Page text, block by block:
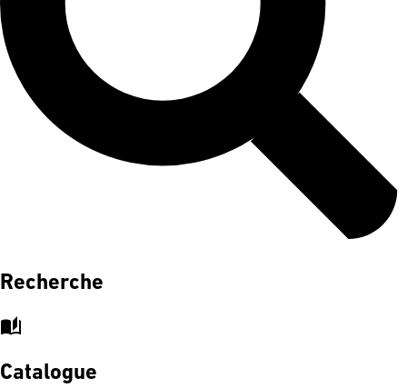
Recherche
auto_stories
Catalogue